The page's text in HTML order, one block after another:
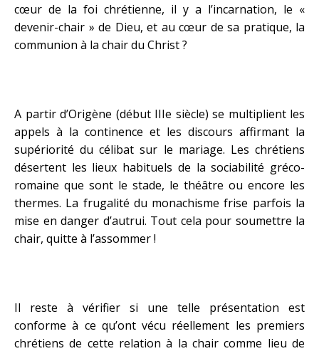
cœur de la foi chrétienne, il y a l’incarnation, le «
devenir-chair » de Dieu, et au cœur de sa pratique, la
communion à la chair du Christ ?
A partir d’Origène (début IIIe siècle) se multiplient les
appels à la continence et les discours affirmant la
supériorité du célibat sur le mariage. Les chrétiens
désertent les lieux habituels de la sociabilité gréco-
romaine que sont le stade, le théâtre ou encore les
thermes. La frugalité du monachisme frise parfois la
mise en danger d’autrui. Tout cela pour soumettre la
chair, quitte à l’assommer !
Il reste à vérifier si une telle présentation est
conforme à ce qu’ont vécu réellement les premiers
chrétiens de cette relation à la chair comme lieu de